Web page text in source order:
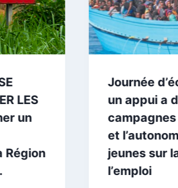
LES
un
Région
Journée
un appui a
et
jeunes sur
l’emploi